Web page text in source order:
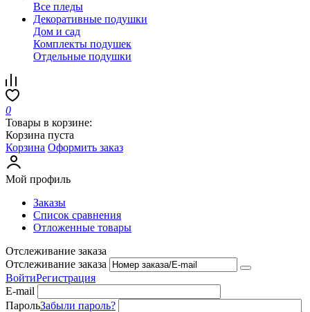
Все пледы
Декоративные подушки
Дом и сад
Комплекты подушек
Отдельные подушки
0
Товары в корзине:
Корзина пуста
Корзина Оформить заказ
Мой профиль
Заказы
Список сравнения
Отложенные товары
Отслеживание заказа
Отслеживание заказа
ВойтиРегистрация
E-mail
ПарольЗабыли пароль?